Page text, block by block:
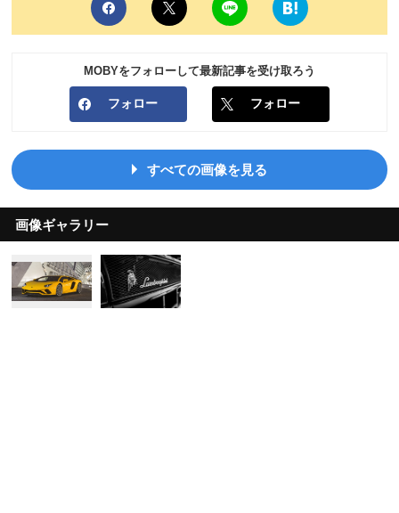
MOBYをフォローして最新記事を受け取ろう
フォロー フォロー
すべての画像を見る
画像ギャラリー